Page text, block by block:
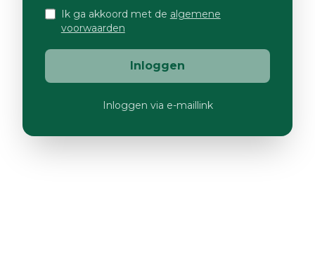
Ik ga akkoord met de algemene
voorwaarden
Inloggen
Inloggen via e-maillink